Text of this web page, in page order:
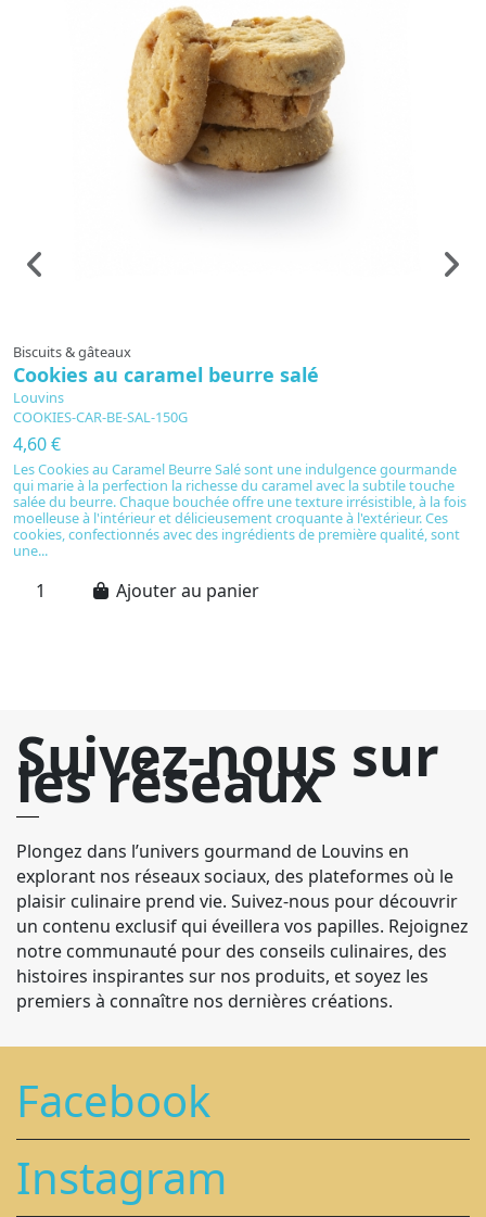
Biscuits & gâteaux
Cookies au caramel beurre salé
Louvins
COOKIES-CAR-BE-SAL-150G
4,60 €
Les Cookies au Caramel Beurre Salé sont une indulgence gourmande
qui marie à la perfection la richesse du caramel avec la subtile touche
salée du beurre. Chaque bouchée offre une texture irrésistible, à la fois
moelleuse à l'intérieur et délicieusement croquante à l'extérieur. Ces
cookies, confectionnés avec des ingrédients de première qualité, sont
une...
Ajouter au panier
Suivez-nous sur
les réseaux
Plongez dans l’univers gourmand de Louvins en
explorant nos réseaux sociaux, des plateformes où le
plaisir culinaire prend vie. Suivez-nous pour découvrir
un contenu exclusif qui éveillera vos papilles. Rejoignez
notre communauté pour des conseils culinaires, des
histoires inspirantes sur nos produits, et soyez les
premiers à connaître nos dernières créations.
Facebook
Instagram